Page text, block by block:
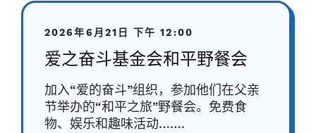
2026年6月21日 下午 12:00
爱之奋斗基金会和平野餐会
加入“爱的奋斗”组织，参加他们在父亲
节举办的“和平之旅”野餐会。免费食
物、娱乐和趣味活动…….